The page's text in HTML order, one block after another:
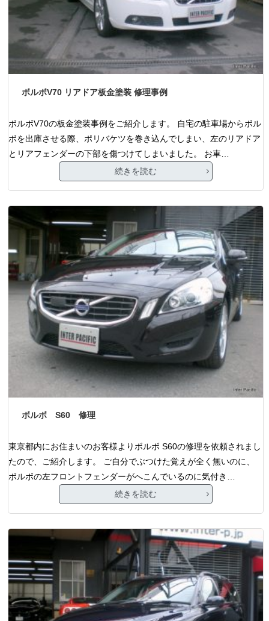
ボルボV70 リアドア板金塗装 修理事例
ボルボV70の板金塗装事例をご紹介します。 自宅の駐車場からボル
ボを出庫させる際、ポリバケツを巻き込んでしまい、左のリアドア
とリアフェンダーの下部を傷つけてしまいました。 お車…
続きを読む
ボルボ S60 修理
東京都内にお住まいのお客様よりボルボ S60の修理を依頼されまし
たので、ご紹介します。 ご自分でぶつけた覚えが全く無いのに、
ボルボの左フロントフェンダーがへこんでいるのに気付き…
続きを読む